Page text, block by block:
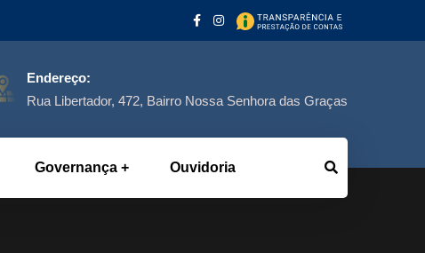
Endereço:
Rua Libertador, 472, Bairro Nossa Senhora das Graças
Governança Ouvidoria